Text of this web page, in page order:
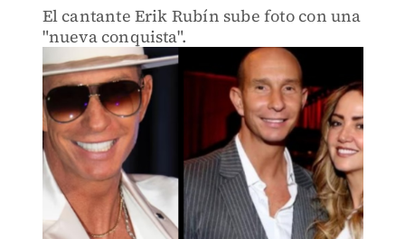
El cantante Erik Rubín sube foto con una
"nueva conquista".